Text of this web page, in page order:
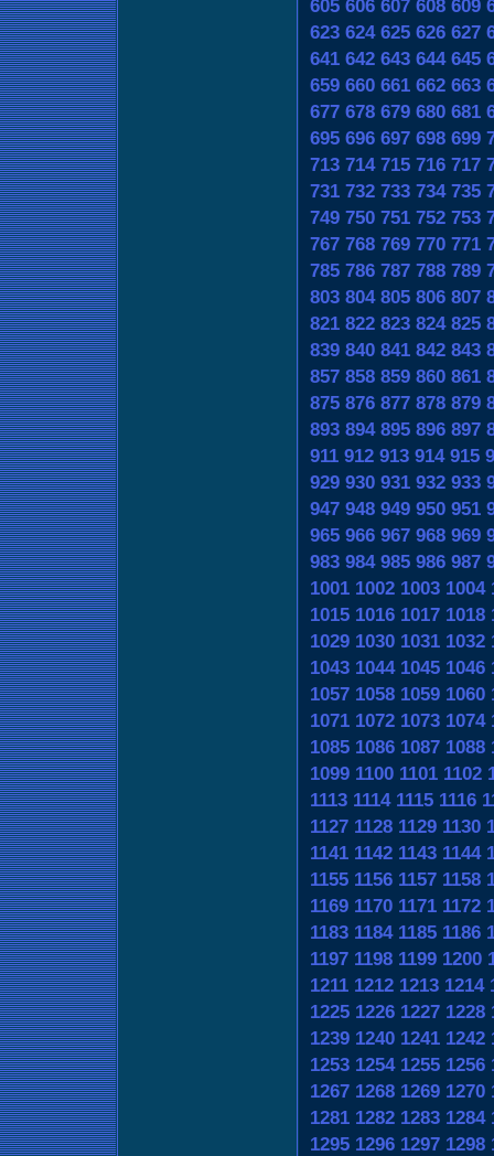
605 606 607 608 609
623 624 625 626 627
641 642 643 644 645
659 660 661 662 663
677 678 679 680 681
695 696 697 698 699
713 714 715 716 717
731 732 733 734 735
749 750 751 752 753
767 768 769 770 771
785 786 787 788 789
803 804 805 806 807
821 822 823 824 825
839 840 841 842 843
857 858 859 860 861
875 876 877 878 879
893 894 895 896 897
911 912 913 914 915
929 930 931 932 933
947 948 949 950 951
965 966 967 968 969
983 984 985 986 987
1001 1002 1003 1004
1015 1016 1017 1018
1029 1030 1031 1032
1043 1044 1045 1046
1057 1058 1059 1060
1071 1072 1073 1074
1085 1086 1087 1088
1099 1100 1101 1102
1113 1114 1115 1116
1127 1128 1129 1130
1141 1142 1143 1144
1155 1156 1157 1158
1169 1170 1171 1172
1183 1184 1185 1186
1197 1198 1199 1200
1211 1212 1213 1214
1225 1226 1227 1228
1239 1240 1241 1242
1253 1254 1255 1256
1267 1268 1269 1270
1281 1282 1283 1284
1295 1296 1297 1298